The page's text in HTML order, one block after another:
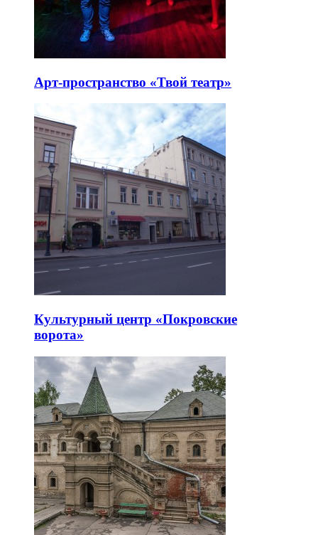
Арт-пространство «Твой театр»
Культурный центр «Покровские
ворота»